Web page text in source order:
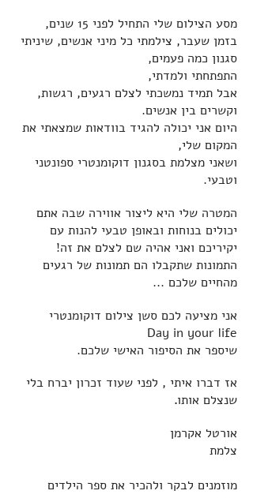
מסע הצילום שלי התחיל לפני 15 שנים,
בזמן שעבר, צילמתי כל מיני אנשים, שיניתי
סגנון כמה פעמים,
התפתחתי ולמדתי,
אבל תמיד נמשכתי לצלם רגעים, רגשות,
וקשרים בין אנשים.
היום אני יכולה להגיד בוודאות שמצאתי את
המקום שלי,
ושאני מצלמת בסגנון דוקומנטרי ספונטני
וטבעי.
המטרה שלי היא ליצור אווירה שבה אתם
יכולים בנוחות ובאופן טבעי להנות עם
יקיריכם ואני אהיה שם לצלם את זה!
התמונות שתקבלו הם תמונות של רגעים
מהחיים שלכם ...
אני מציעה לכם סשן צילום דוקומנטרי
Day in your life
שיספר את הסיפור האישי שלכם.
אז דברו איתי , לפני שעוד זכרון יברח בלי
שנצלם אותו.
אורטל אקרמן
צלמת
מוזמנים לבקר ולהכיר את ספר הילדים